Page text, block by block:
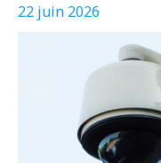
22 juin 2026